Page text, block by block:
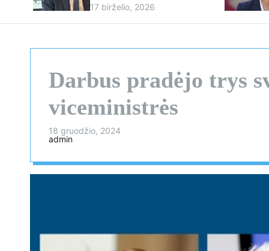
europarlamentaru Davidu
McAllisteriu
17 birželio, 2026
Darbus pradėjo trys
viceministrės
18 gruodžio, 2024
admin